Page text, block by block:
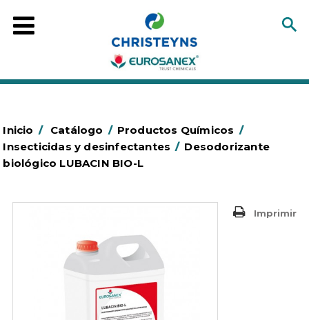
Inicio / Catálogo / Productos Químicos /
Insecticidas y desinfectantes / Desodorizante
biológico LUBACIN BIO-L
Imprimir